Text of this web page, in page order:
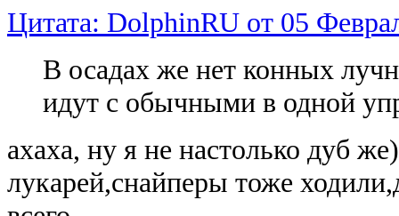
Цитата: DolphinRU от 05
В осадах же нет конных
идут с обычными в одной
ахаха, ну я не настолько дуб
лукарей,снайперы тоже